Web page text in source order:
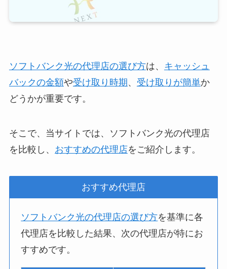
ソフトバンク光の代理店の選び方は、 キャッシュ
バックの金額や受け取り時期 、 受け取りが簡単か
どうかが重要です。
そこで、当サイトでは、ソフトバンク光の代理店
を比較し、 おすすめの代理店をご紹介します。
おすすめ代理店
ソフトバンク光の代理店の選び方を基準に各
代理店を比較した結果、次の代理店が特にお
すすめです。